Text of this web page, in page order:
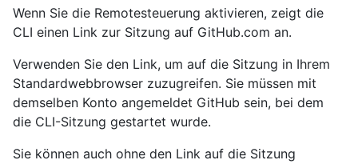
Wenn Sie die Remotesteuerung aktivieren, zeigt die
CLI einen Link zur Sitzung auf GitHub.com an.
Verwenden Sie den Link, um auf die Sitzung in Ihrem
Standardwebbrowser zuzugreifen. Sie müssen mit
demselben Konto angemeldet GitHub sein, bei dem
die CLI-Sitzung gestartet wurde.
Sie können auch ohne den Link auf die Sitzung